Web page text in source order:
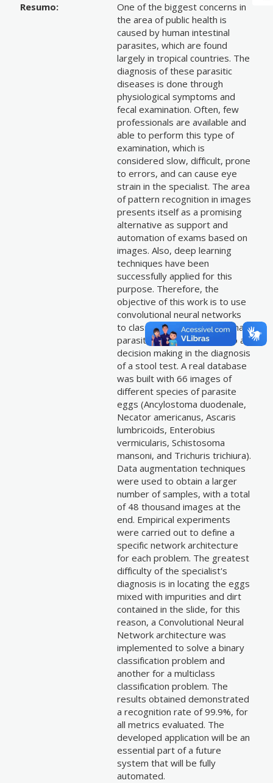
Resumo:
One of the biggest concerns in
the area of public health is
caused by human intestinal
parasites, which are found
largely in tropical countries. The
diagnosis of these parasitic
diseases is done through
physiological symptoms and
fecal examination. Often, few
professionals are available and
able to perform this type of
examination, which is
considered slow, difficult, prone
to errors, and can cause eye
strain in the specialist. The area
of pattern recognition in images
presents itself as a promising
alternative as support and
automation of exams based on
images. Also, deep learning
techniques have been
successfully applied for this
purpose. Therefore, the
objective of this work is to use
convolutional neural networks
to classify eggs from intestinal
parasites, being a system to aid
decision making in the diagnosis
of a stool test. A real database
was built with 66 images of
different species of parasite
eggs (Ancylostoma duodenale,
Necator americanus, Ascaris
lumbricoids, Enterobius
vermicularis, Schistosoma
mansoni, and Trichuris trichiura).
Data augmentation techniques
were used to obtain a larger
number of samples, with a total
of 48 thousand images at the
end. Empirical experiments
were carried out to define a
specific network architecture
for each problem. The greatest
difficulty of the specialist's
diagnosis is in locating the eggs
mixed with impurities and dirt
contained in the slide, for this
reason, a Convolutional Neural
Network architecture was
implemented to solve a binary
classification problem and
another for a multiclass
classification problem. The
results obtained demonstrated
a recognition rate of 99.9%, for
all metrics evaluated. The
developed application will be an
essential part of a future
system that will be fully
automated.